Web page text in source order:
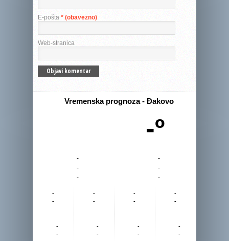
E-pošta * (obavezno)
Web-stranica
Vremenska prognoza - Đakovo
-º
-
-
-
-
-
-
-
-
-
-
-
-
-
-
-
-
-
-
-
-
-
-